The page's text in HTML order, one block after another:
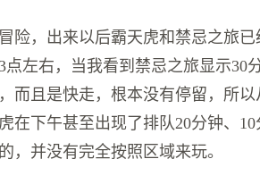
险，出来以后霸天虎和禁忌之旅已
左右，当我看到禁忌之旅显示30
而且是快走，根本没有停留，所以
在下午甚至出现了排队20分钟、10
，并没有完全按照区域来玩。